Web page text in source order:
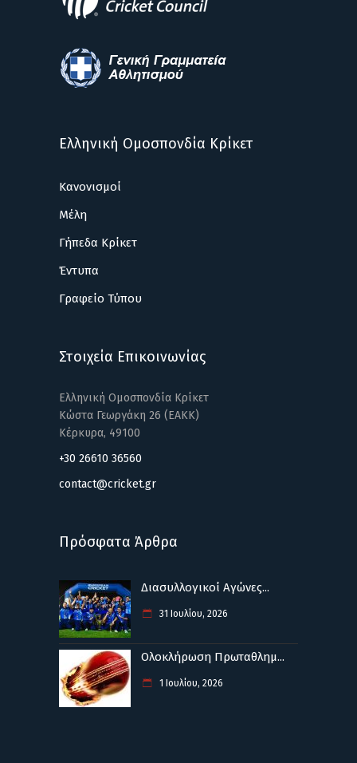
Ελληνική Ομοσπονδία Κρίκετ
Κανονισμοί
Μέλη
Γήπεδα Κρίκετ
Έντυπα
Γραφείο Τύπου
Στοιχεία Επικοινωνίας
Ελληνική Ομοσπονδία Κρίκετ
Κώστα Γεωργάκη 26 (ΕΑΚΚ)
Κέρκυρα, 49100
+30 26610 36560
contact@cricket.gr
Πρόσφατα Άρθρα
Διασυλλογικοί Αγώνες...
31 Ιουλίου, 2026
Ολοκλήρωση Πρωταθλημ...
1 Ιουλίου, 2026